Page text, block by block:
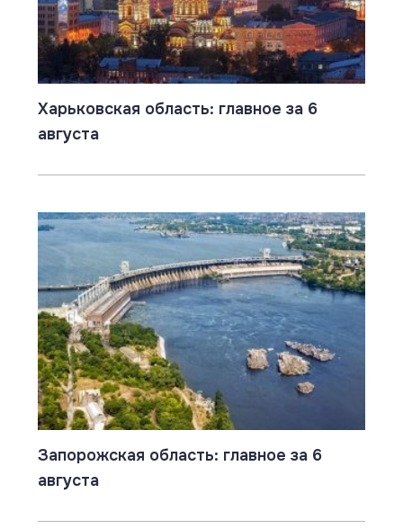
Харьковская область: главное за 6
августа
Запорожская область: главное за 6
августа